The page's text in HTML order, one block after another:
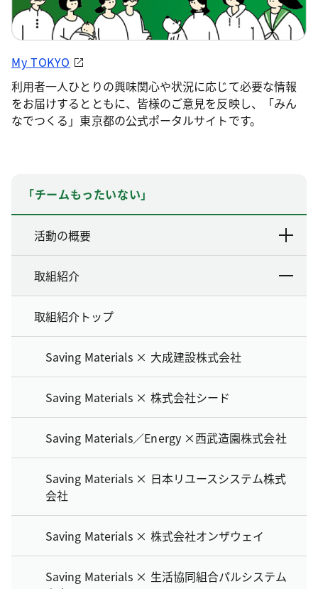
My TOKYO
利用者一人ひとりの興味関心や状況に応じて必要な情報
をお届けするとともに、皆様のご意見を反映し、「みん
なでつくる」東京都の公式ポータルサイトです。
「チームもったいない」
活動の概要
取組紹介
取組紹介トップ
Saving Materials × 大成建設株式会社
Saving Materials × 株式会社シード
Saving Materials／Energy ×西武造園株式会社
Saving Materials × 日本リユースシステム株式
会社
Saving Materials × 株式会社オンザウェイ
Saving Materials × 生活協同組合パルシステム